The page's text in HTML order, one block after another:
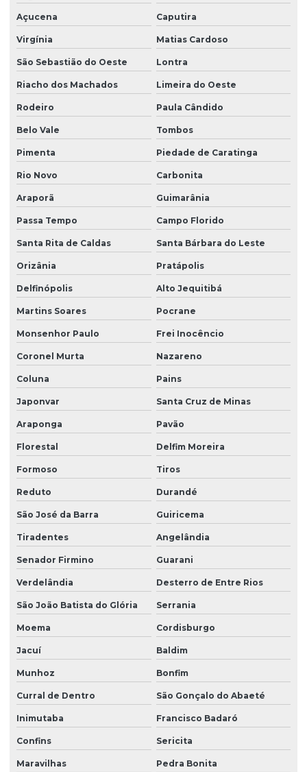
Açucena Caputira
Virgínia Matias Cardoso
São Sebastião do Oeste Lontra
Riacho dos Machados Limeira do Oeste
Rodeiro Paula Cândido
Belo Vale Tombos
Pimenta Piedade de Caratinga
Rio Novo Carbonita
Araporã Guimarânia
Passa Tempo Campo Florido
Santa Rita de Caldas Santa Bárbara do Leste
Orizânia Pratápolis
Delfinópolis Alto Jequitibá
Martins Soares Pocrane
Monsenhor Paulo Frei Inocêncio
Coronel Murta Nazareno
Coluna Pains
Japonvar Santa Cruz de Minas
Araponga Pavão
Florestal Delfim Moreira
Formoso Tiros
Reduto Durandé
São José da Barra Guiricema
Tiradentes Angelândia
Senador Firmino Guarani
Verdelândia Desterro de Entre Rios
São João Batista do Glória Serrania
Moema Cordisburgo
Jacuí Baldim
Munhoz Bonfim
Curral de Dentro São Gonçalo do Abaeté
Inimutaba Francisco Badaró
Confins Sericita
Maravilhas Pedra Bonita